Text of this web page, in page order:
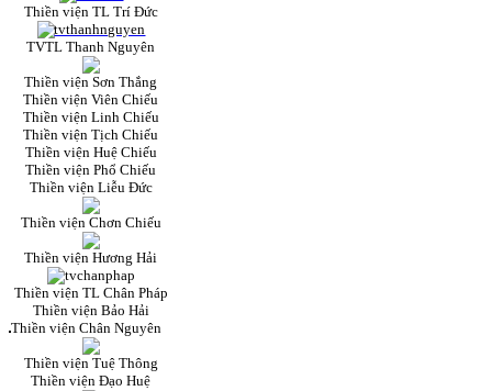
Thiền viện TL Trí Đức
TVTL Thanh Nguyên
Thiền viện Sơn Thắng
Thiền viện Viên Chiếu
Thiền viện Linh Chiếu
Thiền viện Tịch Chiếu
Thiền viện Huệ Chiếu
Thiền viện Phổ Chiếu
Thiền viện Liễu Đức
Thiền viện Chơn Chiếu
Thiền viện Hương Hải
Thiền viện TL Chân Pháp
Thiền viện Bảo Hải
Thiền viện Chân Nguyên
Thiền viện Tuệ Thông
Thiền viện Đạo Huệ